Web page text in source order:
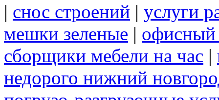
| снос строений | услуги
мешки зеленые | офисный
сборщики мебели на час |
недорого нижний